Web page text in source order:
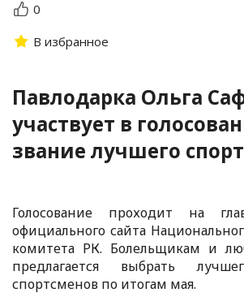
0
В избранное
Павлодарка Ольга
участвует в
звание лучшего
Голосование проходит на
официального сайта
комитета РК. Болельщикам и
предлагается выбрать
спортсменов по итогам мая.